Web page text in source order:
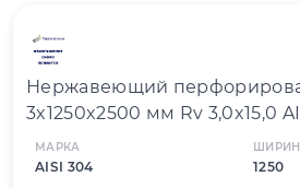
Нержавеющий
3x1250x2500 мм Rv 3,0x15,0
МАРКА
AISI 304 1250